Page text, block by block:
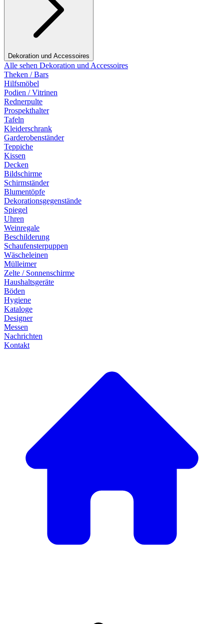
Dekoration und Accessoires
Alle sehen Dekoration und Accessoires
Theken / Bars
Hilfsmöbel
Podien / Vitrinen
Rednerpulte
Prospekthalter
Tafeln
Kleiderschrank
Garderobenständer
Teppiche
Kissen
Decken
Bildschirme
Schirmständer
Blumentöpfe
Dekorationsgegenstände
Spiegel
Uhren
Weinregale
Beschilderung
Schaufensterpuppen
Wäscheleinen
Mülleimer
Zelte / Sonnenschirme
Haushaltsgeräte
Böden
Hygiene
Kataloge
Designer
Messen
Nachrichten
Kontakt